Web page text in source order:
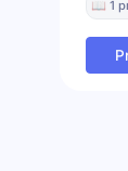
📖 1